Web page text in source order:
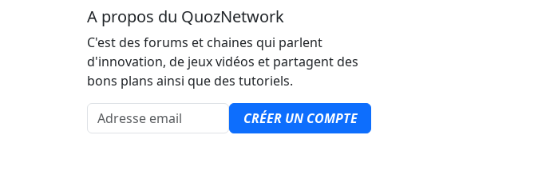
A propos du QuozNetwork
C'est des forums et chaines qui parlent
d'innovation, de jeux vidéos et partagent des
bons plans ainsi que des tutoriels.
Adresse email
CRÉER UN COMPTE